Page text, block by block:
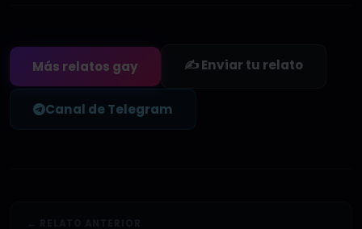
Más relatos gay ✍️ Enviar tu relato
Canal de Telegram